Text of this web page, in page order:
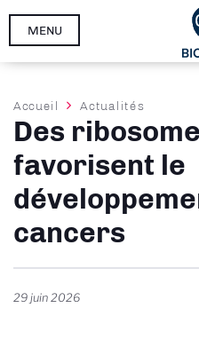
Aller
MENU
Fil
d'Ariane
Accueil Actualités
Des
favorisent le
cancers
29 juin 2026